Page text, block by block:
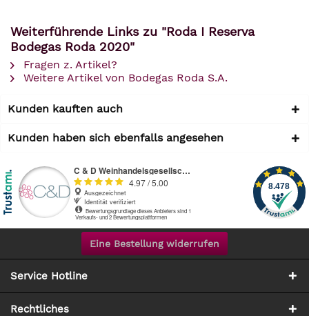
Weiterführende Links zu "Roda I Reserva
Bodegas Roda 2020"
Fragen z. Artikel?
Weitere Artikel von Bodegas Roda S.A.
Kunden kauften auch
Kunden haben sich ebenfalls angesehen
Eine Bestellung widerrufen
Service Hotline
Rechtliches